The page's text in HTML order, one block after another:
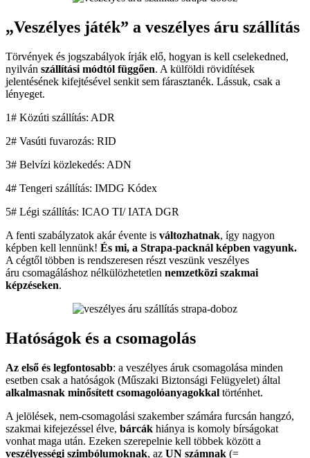
„Veszélyes játék” a veszélyes áru szállítás
Törvények és jogszabályok írják elő, hogyan is kell cselekedned,
nyilván szállítási módtól függően. A külföldi rövidítések
jelentésének kifejtésével senkit sem fárasztanék. Lássuk, csak a
lényeget.
1# Közúti szállítás: ADR
2# Vasúti fuvarozás: RID
3# Belvízi közlekedés: ADN
4# Tengeri szállítás: IMDG Kódex
5# Légi szállítás: ICAO TI/ IATA DGR
A fenti szabályzatok akár évente is változhatnak, így nagyon
képben kell lennünk! És mi, a Strapa-packnál képben vagyunk.
A cégtől többen is rendszeresen részt veszünk veszélyes
áru csomagáláshoz nélkülözhetetlen nemzetközi szakmai
képzéseken.
Hatóságok és a csomagolás
Az első és legfontosabb: a veszélyes áruk csomagolása minden
esetben csak a hatóságok (Műszaki Biztonsági Felügyelet) által
alkalmasnak minősített csomagolóanyagokkal történhet.
A jelölések, nem-csomagolási szakember számára furcsán hangzó,
szakmai kifejezéssel élve, bárcák hiánya is komoly bírságokat
vonhat maga után. Ezeken szerepelnie kell többek között a
veszélyességi szimbólumoknak, az UN számnak (=